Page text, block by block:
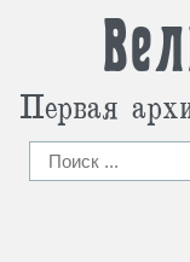
Первая